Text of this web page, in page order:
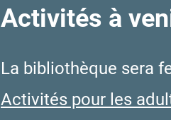
Activités à
La bibliothèque sera
Activités pour les